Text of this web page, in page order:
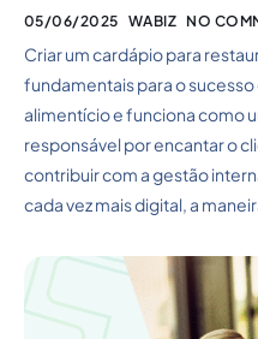
05/06/2025 WABIZ NO
Criar um cardápio para
fundamentais para o
alimentício e funciona como
responsável por encantar o
contribuir com a gestão
cada vez mais digital, a